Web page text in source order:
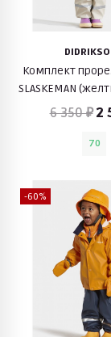
Комплект
SLASKEMAN
6 350 ₽ 2
70
-60%